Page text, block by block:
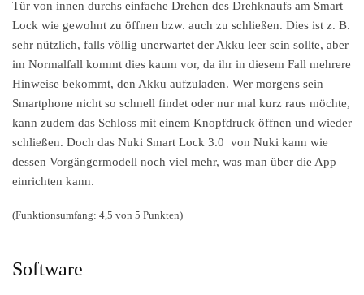
Tür von innen durchs einfache Drehen des Drehknaufs am Smart
Lock wie gewohnt zu öffnen bzw. auch zu schließen. Dies ist z. B.
sehr nützlich, falls völlig unerwartet der Akku leer sein sollte, aber
im Normalfall kommt dies kaum vor, da ihr in diesem Fall mehrere
Hinweise bekommt, den Akku aufzuladen. Wer morgens sein
Smartphone nicht so schnell findet oder nur mal kurz raus möchte,
kann zudem das Schloss mit einem Knopfdruck öffnen und wieder
schließen. Doch das Nuki Smart Lock 3.0 von Nuki kann wie
dessen Vorgängermodell noch viel mehr, was man über die App
einrichten kann.
(Funktionsumfang: 4,5 von 5 Punkten)
Software